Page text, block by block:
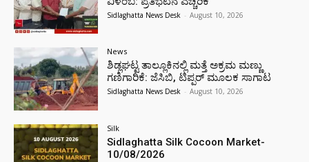
Sidlaghatta News Desk - August 10, 2026
News
ಶಿಡ್ಲಘಟ್ಟ ತಾಲ್ಲೂಕಿನಲ್ಲಿ ಮತ್ತೆ ಅಕ್ರಮ ಮಣ್ಣು
ಗಣಿಗಾರಿಕೆ: ಜೆಸಿಬಿ, ಟಿಪ್ಪರ್ ಮೂಲಕ ಸಾಗಾಟ
Sidlaghatta News Desk - August 10, 2026
Silk
Sidlaghatta Silk Cocoon Market-
10/08/2026